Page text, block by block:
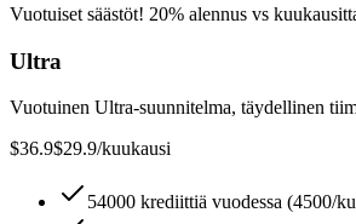
Vuotuiset säästöt! 20% alennus vs
Ultra
Vuotuinen Ultra-suunnitelma, täydellinen
$36.9$29.9/kuukausi
54000 krediittiä vuodessa (4500/